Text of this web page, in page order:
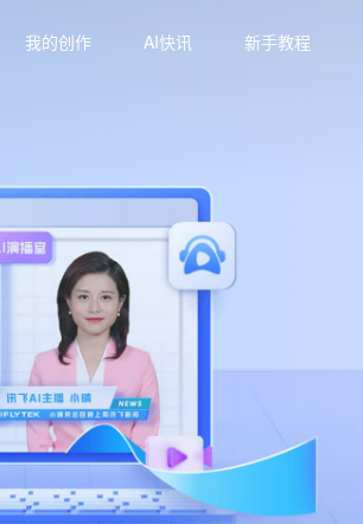
我的创作 AI快讯 新手教程